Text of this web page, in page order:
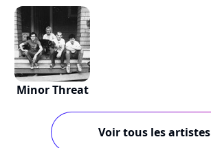
Minor Threat
Voir tous les artistes